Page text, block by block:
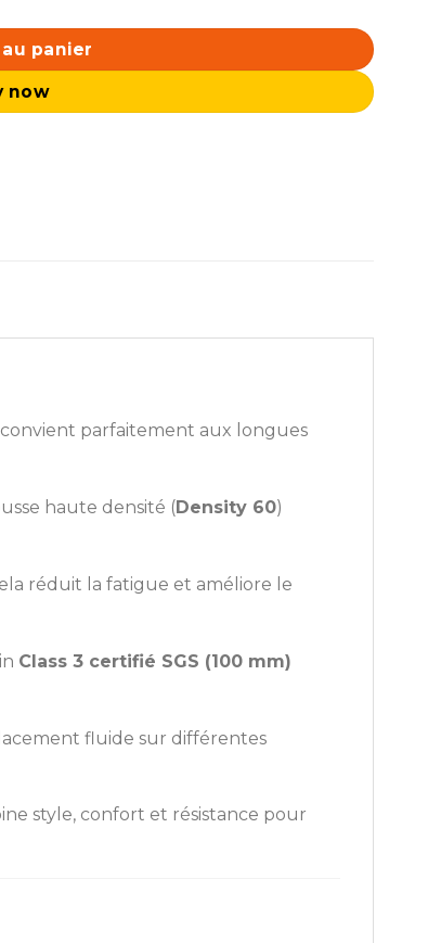
panier
now
parfaitement aux longues
haute densité ( Density 60)
réduit la fatigue et améliore le
Class 3 certifié SGS (100 mm)
fluide sur différentes
style, confort et résistance pour